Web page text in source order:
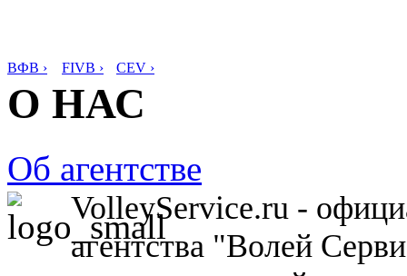
ВФВ › FIVB › CEV ›
О НАС
Об агентстве
VolleyService.ru -
агентства "Волей